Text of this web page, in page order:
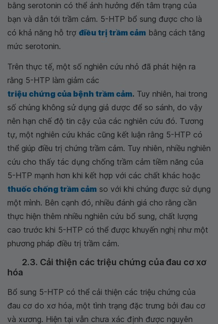
bằng serotonin có thể ảnh hưởng đến tâm trạng của
bạn và dẫn tới trầm cảm. 5-HTP bổ sung được cho là
có khả năng hỗ trợ điều trị trầm cảm bằng cách tăng
mức serotonin.
Trên thực tế, một số nghiên cứu nhỏ đã phát hiện ra
rằng 5-HTP làm giảm các
triệu chứng của bệnh trầm cảm. Tuy nhiên, hai trong
số chúng không sử dụng giả dược để so sánh, do vậy
nên hạn chế độ tin cậy của các nghiên cứu đó. Tương
tự, một nghiên cứu khác cũng kết luận rằng 5-HTP có
thể giúp điều trị chứng trầm cảm. Tuy nhiên, nhiều nghiên
cứu cho thấy tác dụng chống trầm cảm tiềm năng của
5-HTP mạnh hơn khi kết hợp với các chất khác hoặc
thuốc chống trầm cảm so với khi chúng được sử dụng
một mình. Bên cạnh đó, nhiều đánh giá cho rằng cần
thực hiện thêm nhiều nghiên cứu bổ sung, chất lượng
cao trước khi 5-HTP có thể được khuyến nghị như một
phương pháp điều trị trầm cảm.
2.3. Cải thiện các triệu chứng của đau cơ xơ
hóa
Bổ sung 5-HTP có thể cải thiện các triệu chứng của
đau cơ do xơ hóa, một tình trạng đặc trưng bởi đau cơ
và xương. Hiện tại vẫn chưa xác định được nguyên